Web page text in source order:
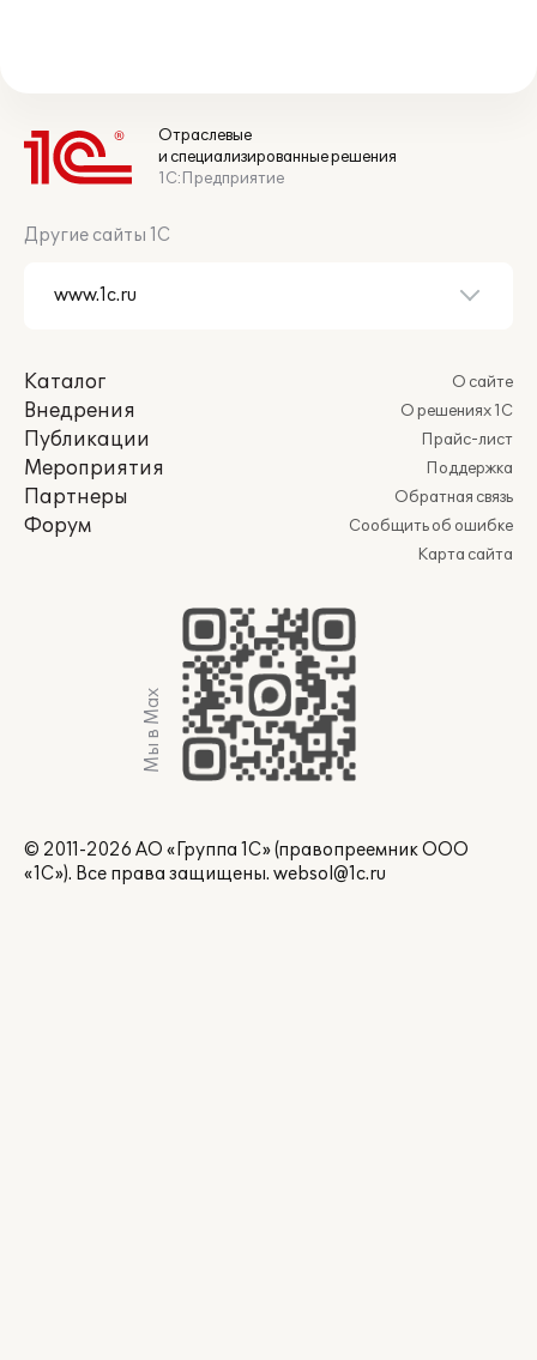
Отраслевые
и специализированные решения
1С:Предприятие
Другие сайты 1С
Каталог
Внедрения
Публикации
Мероприятия
Партнеры
Форум
О сайте
О решениях 1С
Прайс-лист
Поддержка
Обратная связь
Сообщить об ошибке
Карта сайта
Мы в Max
© 2011-2026 АО «Группа 1С» (правопреемник ООО
«1С»). Все права защищены. websol@1c.ru